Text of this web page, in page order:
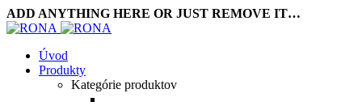
ADD ANYTHING HERE OR JUST REMOVE IT…
Úvod
Produkty
Kategórie produktov